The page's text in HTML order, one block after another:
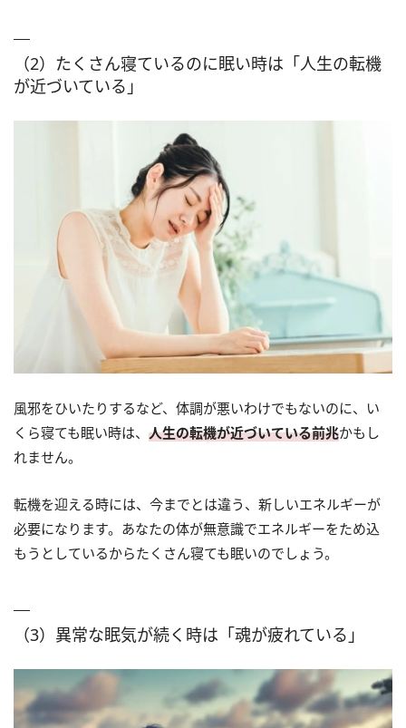
（2）たくさん寝ているのに眠い時は「人生の転機
が近づいている」
風邪をひいたりするなど、体調が悪いわけでもないのに、い
くら寝ても眠い時は、 人生の転機が近づいている前兆かもし
れません。
転機を迎える時には、今までとは違う、新しいエネルギーが
必要になります。あなたの体が無意識でエネルギーをため込
もうとしているからたくさん寝ても眠いのでしょう。
（3）異常な眠気が続く時は「魂が疲れている」